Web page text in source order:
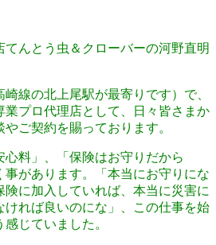
てんとう虫＆クローバーの河野直明
線の北上尾駅が最寄りです）で、
業プロ代理店として、日々皆さまか
ご契約を賜っております。
料」、「保険はお守りだから
事があります。「本当にお守りにな
に加入していれば、本当に災害に
ければ良いのにな」、この仕事を始
じていました。